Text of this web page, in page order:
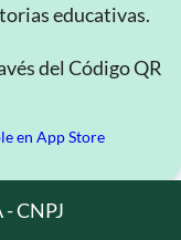
educativas.
del Código QR
CNPJ